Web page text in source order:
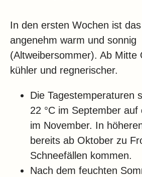
In den ersten Wochen ist
angenehm warm und sonnig
(Altweibersommer). Ab Mitte
kühler und regnerischer.
Die Tagestemperaturen
22 °C im September auf
im November. In
bereits ab Oktober zu
Schneefällen kommen.
Nach dem feuchten